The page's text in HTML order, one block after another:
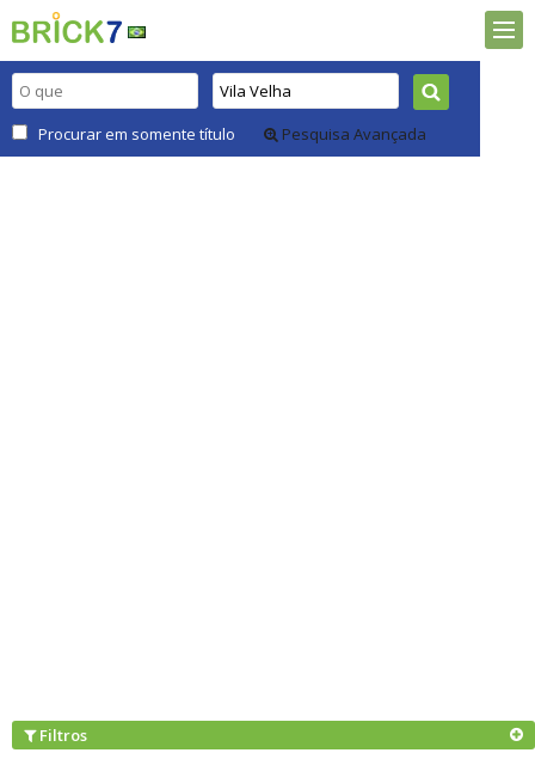
Procurar em somente título Pesquisa Avançada
Filtros